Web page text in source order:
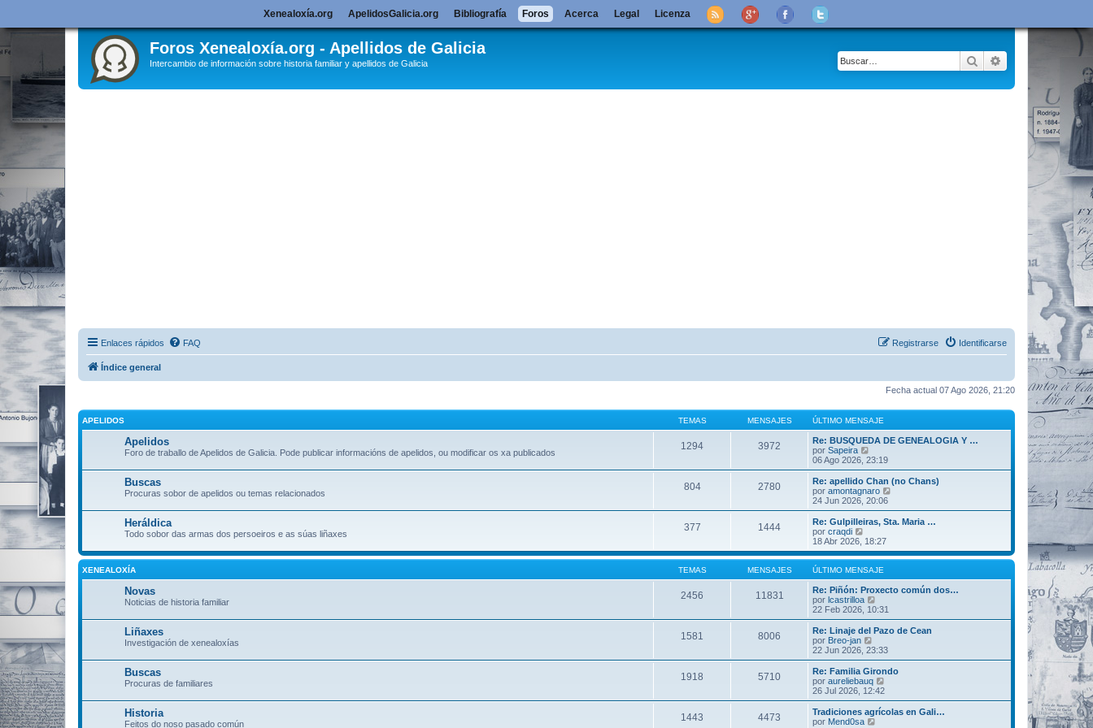
Foros Xenealoxía.org - Apellidos de Galicia
Intercambio de información sobre historia familiar y apellidos de Galicia Buscar Búsqueda
Enlaces rápidos FAQ Identificarse
Registrarse
Índice general
Fecha actual 07 Ago 2026, 21:20
APELIDOS TEMAS MENSAJES ÚLTIMO MENSAJE
Apelidos
Foro de traballo de Apelidos de Galicia. Pode publicar informacións de apelidos, ou modificar os xa publicados
1294 3972
Re: BUSQUEDA DE GENEALOGIA Y …
por Sapeira
e
r
ú
l
t
o
m
e
n
s
a
e
06 Ago 2026, 23:19
Buscas
Procuras sobor de apelidos ou temas relacionados
804 2780
Re: apellido Chan (no Chans)
por amontagnaro
r
ú
m
m
e
e
24 Jun 2026, 20:06
Heráldica
Todo sobor das armas dos persoeiros e as súas liñaxes
377 1444
Re: Gulpilleiras, Sta. Maria …
por craqdi
e
r
ú
l
t
i
m
o
m
e
n
s
j
e
18 Abr 2026, 18:27
XENEALOXÍA TEMAS MENSAJES ÚLTIMO MENSAJE
Novas
Noticias de historia familiar
2456 11831
Re: Piñón: Proxecto común dos…
por lcastrilloa
e
r
ú
t
o
m
e
n
s
22 Feb 2026, 10:31
Liñaxes
Investigación de xenealoxías
1581 8006
Re: Linaje del Pazo de Cean
por Breo-jan
e
r
ú
l
t
m
o
22 Jun 2026, 23:33
Buscas
Procuras de familiares
1918 5710
Re: Familia Girondo
por aureliebauq
r
ú
26 Jul 2026, 12:42
Historia
Feitos do noso pasado común
1443 4473
Tradiciones agrícolas en Gali…
por Mend0sa
Xenealoxía.org ApelidosGalicia.org Bibliografía Foros Acerca Legal Licenza